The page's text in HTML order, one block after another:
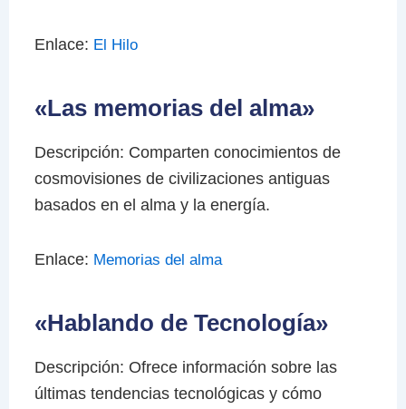
Enlace: El Hilo
«Las memorias del alma»
Descripción: Comparten conocimientos de
cosmovisiones de civilizaciones antiguas
basados en el alma y la energía.
Enlace: Memorias del alma
«Hablando de Tecnología»
Descripción: Ofrece información sobre las
últimas tendencias tecnológicas y cómo